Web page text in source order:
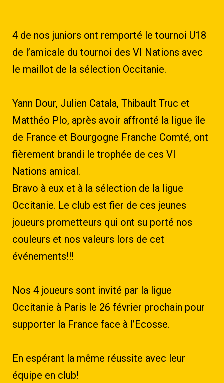
4 de nos juniors ont remporté le tournoi U18
de l’amicale du tournoi des VI Nations avec
le maillot de la sélection Occitanie.
Yann Dour, Julien Catala, Thibault Truc et
Matthéo Plo, après avoir affronté la ligue île
de France et Bourgogne Franche Comté, ont
fièrement brandi le trophée de ces VI
Nations amical.
Bravo à eux et à la sélection de la ligue
Occitanie. Le club est fier de ces jeunes
joueurs prometteurs qui ont su porté nos
couleurs et nos valeurs lors de cet
événements!!!
Nos 4 joueurs sont invité par la ligue
Occitanie à Paris le 26 février prochain pour
supporter la France face à l’Ecosse.
En espérant la même réussite avec leur
équipe en club!